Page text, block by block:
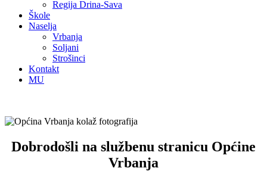
Regija Drina-Sava
Škole
Naselja
Vrbanja
Soljani
Strošinci
Kontakt
MU
Dobrodošli na službenu stranicu Općine
Vrbanja